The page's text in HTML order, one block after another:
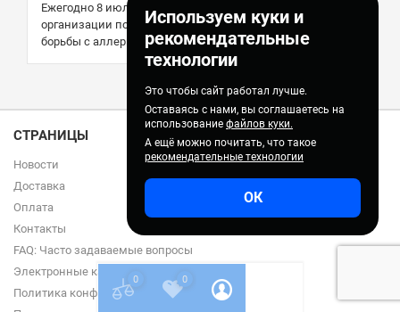
Используем куки и
рекомендательные
технологии
Это чтобы сайт работал лучше.
Оставаясь с нами, вы соглашаетесь на
использование файлов куки.
А ещё можно почитать, что такое
рекомендательные технологии
ОК
Ежегодно 8 июля по инициативе Всемирной
организации по аллергии отмечается Всемирный день
борьбы с аллергией.
СТРАНИЦЫ
Новости
Доставка
Оплата
Контакты
FAQ: Часто задаваемые вопросы
Электронные каталоги
Политика конфиденцальности
0 0